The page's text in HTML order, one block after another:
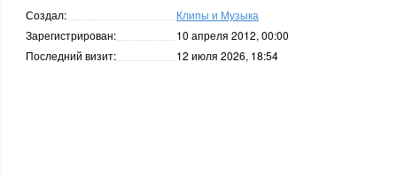
Создал:
Клипы и Музыка
Зарегистрирован:
10 апреля 2012, 00:00
Последний визит:
12 июля 2026, 18:54